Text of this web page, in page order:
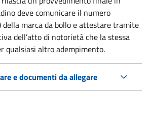
devecomunicare il numero
marca da bollo e attestare tramite
dell’atto di notorietà che la stessa
qualsiasi altro adempimento.
e documenti da allegare